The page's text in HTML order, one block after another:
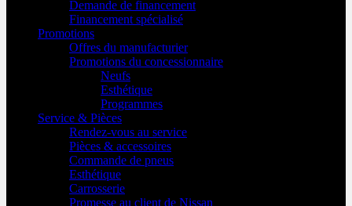
Demande de financement
Financement spécialisé
Promotions
Offres du manufacturier
Promotions du concessionnaire
Neufs
Esthétique
Programmes
Service & Pièces
Rendez-vous au service
Pièces & accessoires
Commande de pneus
Esthétique
Carrosserie
Promesse au client de Nissan